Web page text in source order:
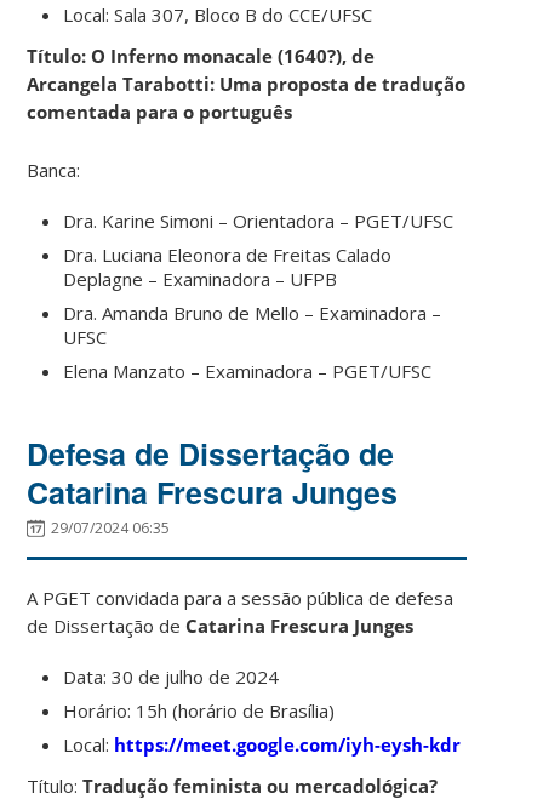
Local: Sala 307, Bloco B do CCE/UFSC
Título: O Inferno monacale (1640?), de
Arcangela Tarabotti: Uma proposta de tradução
comentada para o português
Banca:
Dra. Karine Simoni – Orientadora – PGET/UFSC
Dra. Luciana Eleonora de Freitas Calado
Deplagne – Examinadora – UFPB
Dra. Amanda Bruno de Mello – Examinadora –
UFSC
Elena Manzato – Examinadora – PGET/UFSC
Defesa de Dissertação de
Catarina Frescura Junges
29/07/2024 06:35
A PGET convidada para a sessão pública de defesa
de Dissertação de Catarina Frescura Junges
Data: 30 de julho de 2024
Horário: 15h (horário de Brasília)
Local: https://meet.google.com/iyh-eysh-kdr
Título:Tradução feminista ou mercadológica?